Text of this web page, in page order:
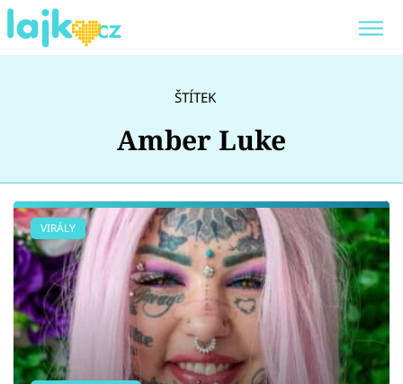
Témata
Showbyznys
Youtubeři
Virály
ŠTÍTEK
Amber Luke
VIRÁLY